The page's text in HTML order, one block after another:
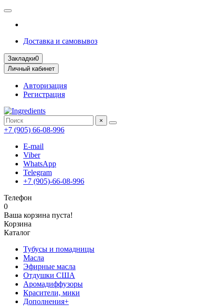
Доставка и самовывоз
Закладки0
Личный кабинет
Авторизация
Регистрация
×
+7 (905) 66-08-996
E-mail
Viber
WhatsApp
Telegram
+7 (905)-66-08-996
Телефон
0
Ваша корзина пуста!
Корзина
Каталог
Тубусы и помадницы
Масла
Эфирные масла
Отдушки США
Аромадиффузоры
Красители, мики
Дополнения+